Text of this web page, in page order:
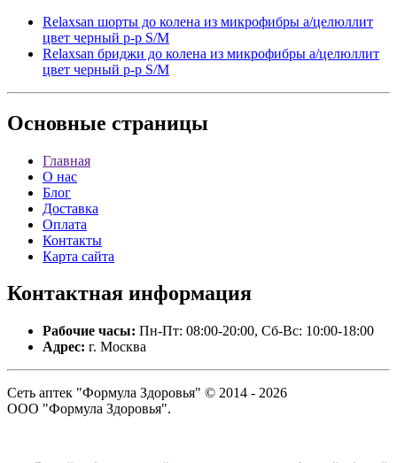
Relaxsan шорты до колена из микрофибры а/целюллит
цвет черный р-р S/M
Relaxsan бриджи до колена из микрофибры а/целюллит
цвет черный р-р S/M
Основные страницы
Главная
О нас
Блог
Доставка
Оплата
Контакты
Карта сайта
Контактная информация
Рабочие часы: Пн-Пт: 08:00-20:00, Сб-Вс: 10:00-18:00
Адрес: г. Москва
Сеть аптек "Формула Здоровья" © 2014 - 2026
ООО "Формула Здоровья".